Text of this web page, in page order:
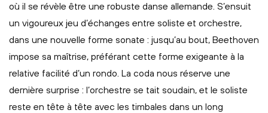
où il se révèle être une robuste danse allemande. S’ensuit
un vigoureux jeu d’échanges entre soliste et orchestre,
dans une nouvelle forme sonate : jusqu’au bout, Beethoven
impose sa maîtrise, préférant cette forme exigeante à la
relative facilité d’un rondo. La coda nous réserve une
dernière surprise : l’orchestre se tait soudain, et le soliste
reste en tête à tête avec les timbales dans un long